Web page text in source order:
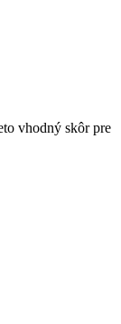
vhodný skôr pre